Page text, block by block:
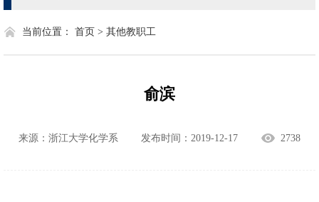
当前位置： 首页 > 其他教职工
俞滨
来源：浙江大学化学系 发布时间：2019-12-17 2738